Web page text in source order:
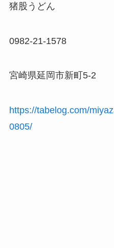
猪股うどん
0982-21-1578
宮崎県延岡市新町5-2
https://tabelog.com/
0805/